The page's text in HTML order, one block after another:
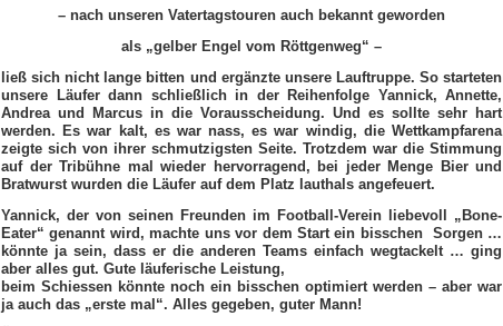
– nach unseren Vatertagstouren auch bekannt geworden
als „gelber Engel vom Röttgenweg“ –
ließ sich nicht lange bitten und ergänzte unsere Lauftruppe. So starteten
unsere Läufer dann schließlich in der Reihenfolge Yannick, Annette,
Andrea und Marcus in die Vorausscheidung. Und es sollte sehr hart
werden. Es war kalt, es war nass, es war windig, die Wettkampfarena
zeigte sich von ihrer schmutzigsten Seite. Trotzdem war die Stimmung
auf der Tribühne mal wieder hervorragend, bei jeder Menge Bier und
Bratwurst wurden die Läufer auf dem Platz lauthals angefeuert.
Yannick, der von seinen Freunden im Football-Verein liebevoll „Bone-
Eater“ genannt wird, machte uns vor dem Start ein bisschen Sorgen …
könnte ja sein, dass er die anderen Teams einfach wegtackelt … ging
aber alles gut. Gute läuferische Leistung,
beim Schiessen könnte noch ein bisschen optimiert werden – aber war
ja auch das „erste mal“. Alles gegeben, guter Mann!